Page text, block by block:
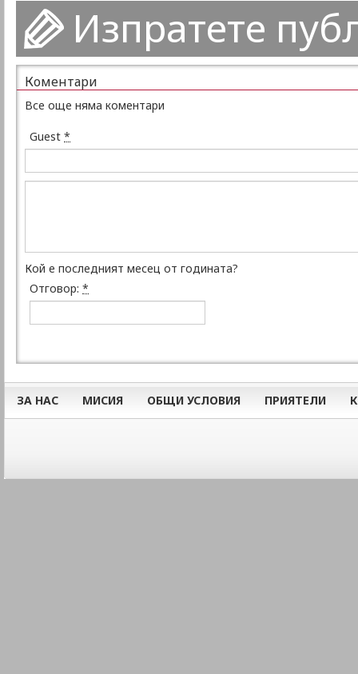
Изпратете
Коментари
Все още няма коментари
Guest *
Кой е последният месец от годината?
Отговор: *
ЗА НАС МИСИЯ ОБЩИ УСЛОВИЯ ПРИЯТЕЛИ